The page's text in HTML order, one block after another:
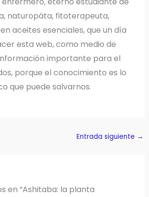
naturopáta, fitoterapeuta,
aceites esenciales, que un día
esta web, como medio de
importante para el
porque el conocimiento es lo
que puede salvarnos.
Entrada siguiente →
en “Ashitaba: la planta